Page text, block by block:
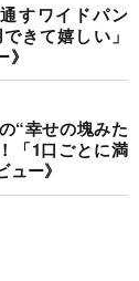
すワイドパン
きて嬉しい」
“幸せの塊みた
「1口ごとに満
ー》